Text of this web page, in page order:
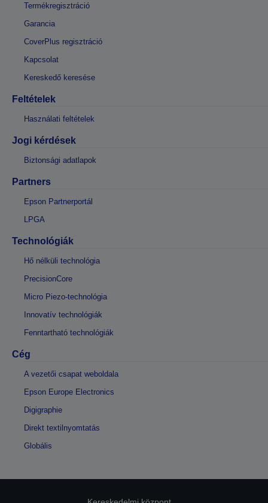
Termékregisztráció
Garancia
CoverPlus regisztráció
Kapcsolat
Kereskedő keresése
Feltételek
Használati feltételek
Jogi kérdések
Biztonsági adatlapok
Partners
Epson Partnerportál
LPGA
Technológiák
Hő nélküli technológia
PrecisionCore
Micro Piezo-technológia
Innovatív technológiák
Fenntartható technológiák
Cég
A vezetői csapat weboldala
Epson Europe Electronics
Digigraphie
Direkt textilnyomtatás
Globális